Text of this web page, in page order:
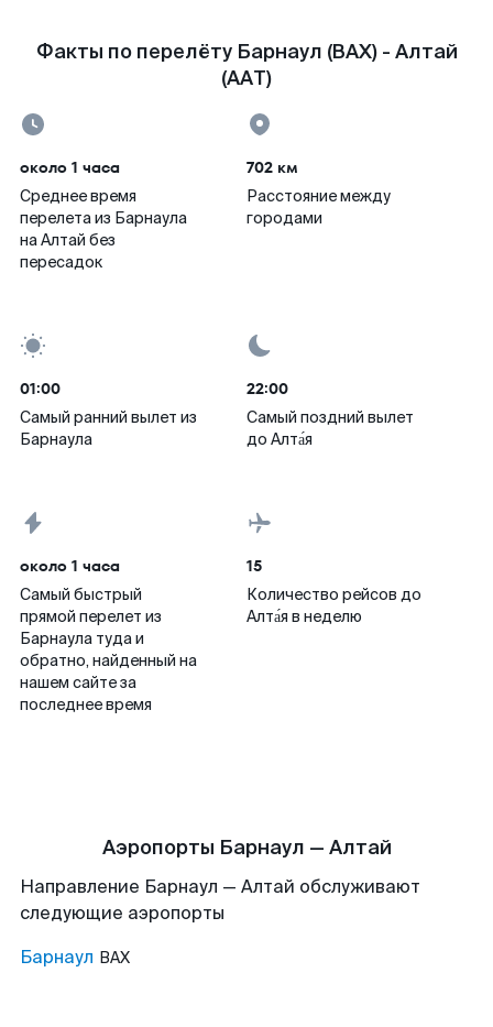
Факты по перелёту Барнаул (BAX) - Алтай
(AAT)
около 1 часа
Среднее время
перелета из Барнаула
на Алтай без
пересадок
702 км
Расстояние между
городами
01:00
Самый ранний вылет из
Барнаула
22:00
Самый поздний вылет
до Алта́я
около 1 часа
Самый быстрый
прямой перелет из
Барнаула туда и
обратно, найденный на
нашем сайте за
последнее время
15
Количество рейсов до
Алта́я в неделю
Аэропорты Барнаул — Алтай
Направление Барнаул — Алтай обслуживают
следующие аэропорты
Барнаул BAX